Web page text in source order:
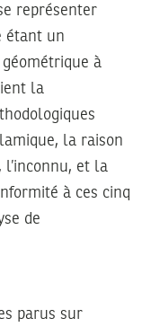
représenter
étant un
à
la
la raison
l’inconnu, et la
à ces cinq
de
parus sur